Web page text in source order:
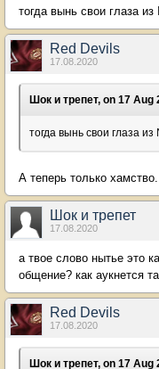
тогда вынь свои глаза
Red Devils
17.08.2020
Шок и трепет, on 17 Aug
тогда вынь свои глаза
А теперь только хамство.
Шок и трепет
17.08.2020
а твое слово нытье это
общение? как аукнется
Red Devils
17.08.2020
Шок и трепет, on 17 Aug